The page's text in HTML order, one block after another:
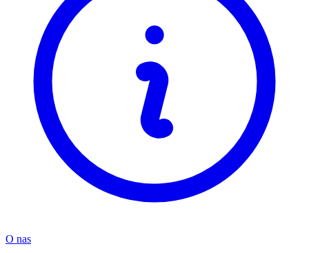
O nas